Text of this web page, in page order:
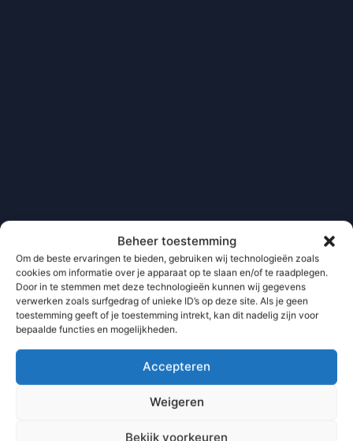
Beheer toestemming
Om de beste ervaringen te bieden, gebruiken wij technologieën zoals
cookies om informatie over je apparaat op te slaan en/of te raadplegen.
Door in te stemmen met deze technologieën kunnen wij gegevens
verwerken zoals surfgedrag of unieke ID’s op deze site. Als je geen
toestemming geeft of je toestemming intrekt, kan dit nadelig zijn voor
bepaalde functies en mogelijkheden.
Accepteren
Weigeren
Bekijk voorkeuren